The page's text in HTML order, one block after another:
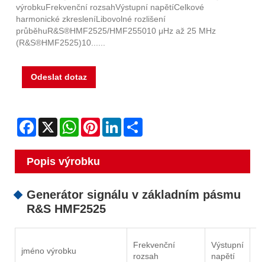
výrobkuFrekvenční rozsahVýstupní napětíCelkové
harmonické zkresleníLibovolné rozlišení
průběhuR&S®HMF2525/HMF255010 μHz až 25 MHz
(R&S®HMF2525)10......
Odeslat dotaz
Facebook
X WhatsAppPinterestLinkedIn
Popis výrobku
Generátor signálu v základním pásmu
R&S HMF2525
jméno výrobku
Frekvenční
rozsah
Výstupní
napětí